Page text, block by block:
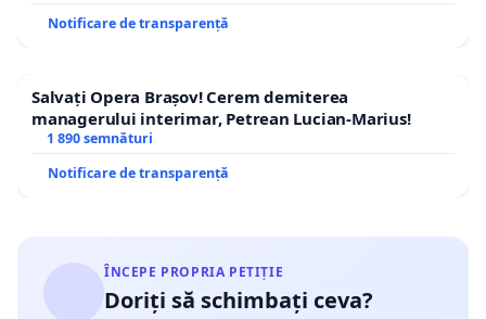
Notificare de transparență
Salvați Opera Brașov! Cerem demiterea
managerului interimar, Petrean Lucian-Marius!
1 890 semnături
Notificare de transparență
ÎNCEPE PROPRIA PETIȚIE
Doriți să schimbați ceva?